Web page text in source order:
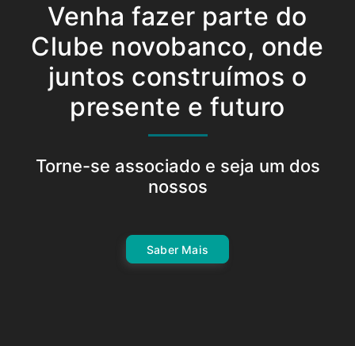
Venha fazer parte do
Clube novobanco, onde
juntos construímos o
presente e futuro
Torne-se associado e seja um dos
nossos
Saber Mais